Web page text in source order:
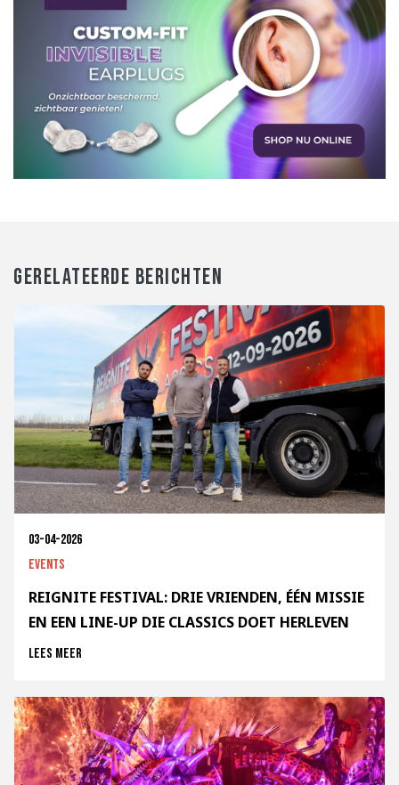
GERELATEERDE BERICHTEN
03-04-2026
Events
REIGNITE FESTIVAL: DRIE VRIENDEN, ÉÉN MISSIE
EN EEN LINE-UP DIE CLASSICS DOET HERLEVEN
Lees meer